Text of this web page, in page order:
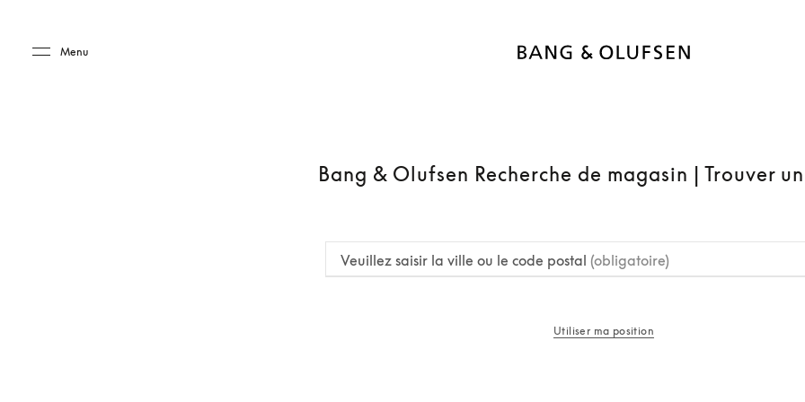
Menu
Bang & Olufsen Recherche de magasin | Trouver
Veuillez saisir la ville ou le code postal (obligatoire)
Utiliser ma position